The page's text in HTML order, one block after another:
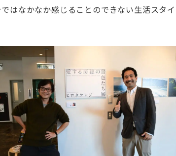
はなかなか感じることのできない生活スタイ